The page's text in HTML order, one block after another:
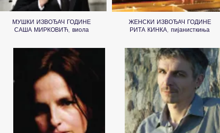
МУШКИ ИЗВОЂАЧ ГОДИНЕ
САША МИРКОВИЋ, виола
ЖЕНСКИ ИЗВОЂАЧ ГОДИНЕ
РИТА КИНКА, пијанисткиња